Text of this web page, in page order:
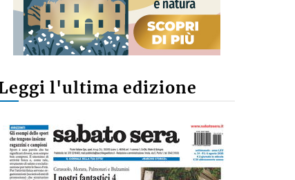
l'ultima edizione